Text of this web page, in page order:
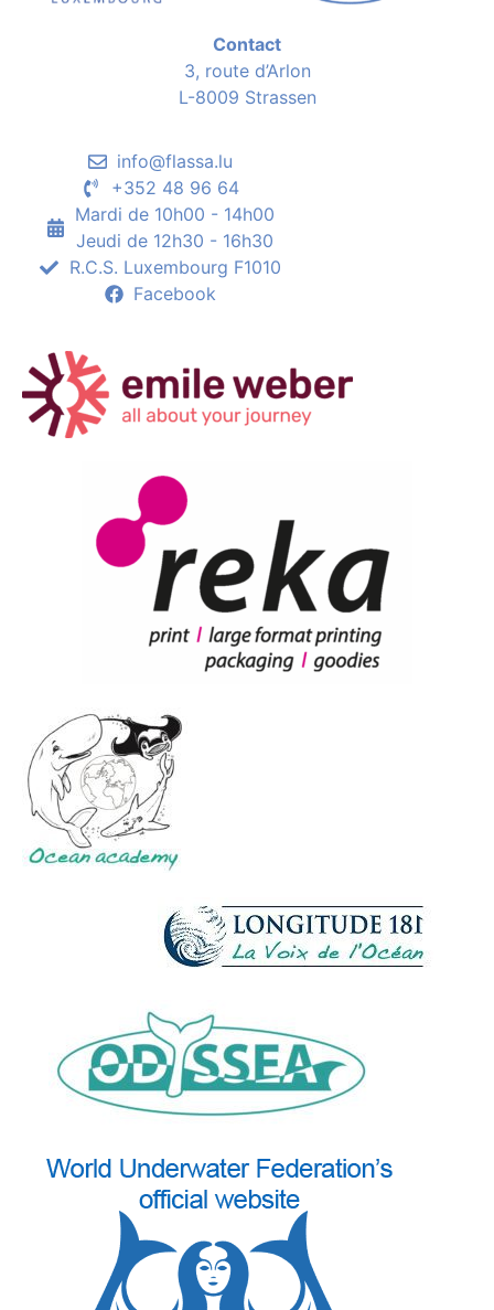
Contact
3, route d’Arlon
L-8009 Strassen
info@flassa.lu
+352 48 96 64
Mardi de 10h00 - 14h00
Jeudi de 12h30 - 16h30
R.C.S. Luxembourg F1010
Facebook